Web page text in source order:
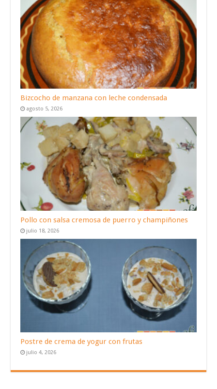
Bizcocho de manzana con leche condensada
agosto 5, 2026
Pollo con salsa cremosa de puerro y champiñones
julio 18, 2026
Postre de crema de yogur con frutas
julio 4, 2026